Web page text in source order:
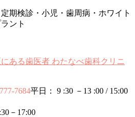
期検診・小児・歯周病・ホワイト
ント
7684平日： 9 :30 －13 :00 / 15:00
－17:00